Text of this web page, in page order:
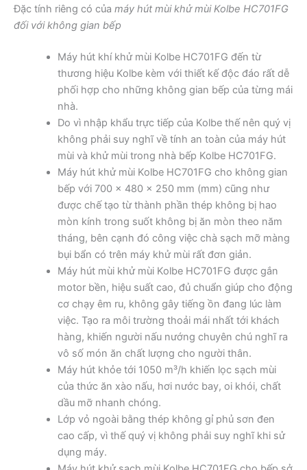
Đặc tính riêng có của máy hút mùi khử mùi Kolbe HC701FG
đối với không gian bếp
Máy hút khí khử mùi Kolbe HC701FG đến từ
thương hiệu Kolbe kèm với thiết kế độc đáo rất dễ
phối hợp cho những không gian bếp của từng mái
nhà.
Do vì nhập khẩu trực tiếp của Kolbe thế nên quý vị
không phải suy nghĩ về tính an toàn của máy hút
mùi và khử mùi trong nhà bếp Kolbe HC701FG.
Máy hút khử mùi Kolbe HC701FG cho không gian
bếp với 700 x 480 x 250 mm (mm) cũng như
được chế tạo từ thành phần thép không bị hao
mòn kính trong suốt không bị ăn mòn theo năm
tháng, bên cạnh đó công việc chà sạch mỡ màng
bụi bẩn có trên máy khử mùi rất đơn giản.
Máy hút mùi khử mùi Kolbe HC701FG được gắn
motor bền, hiệu suất cao, đủ chuẩn giúp cho động
cơ chạy êm ru, không gây tiếng ồn đang lúc làm
việc. Tạo ra môi trường thoải mái nhất tới khách
hàng, khiến người nấu nướng chuyên chú nghĩ ra
vô số món ăn chất lượng cho người thân.
Máy hút khỏe tới 1050 m³/h khiến lọc sạch mùi
của thức ăn xào nấu, hơi nước bay, oi khói, chất
dầu mỡ nhanh chóng.
Lớp vỏ ngoài bằng thép không gỉ phủ sơn đen
cao cấp, vì thế quý vị không phải suy nghĩ khi sử
dụng máy.